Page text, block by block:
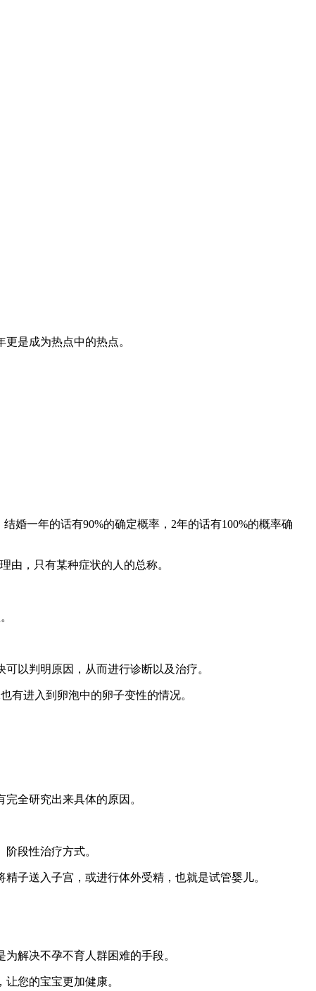
是成为热点中的热点。
婚一年的话有90%的确定概率，2年的话有100%的概率确
由，只有某种症状的人的总称。
以判明原因，从而进行诊断以及治疗。
有进入到卵泡中的卵子变性的情况。
全研究出来具体的原因。
段性治疗方式。
子送入子宫，或进行体外受精，也就是试管婴儿。
解决不孕不育人群困难的手段。
您的宝宝更加健康。